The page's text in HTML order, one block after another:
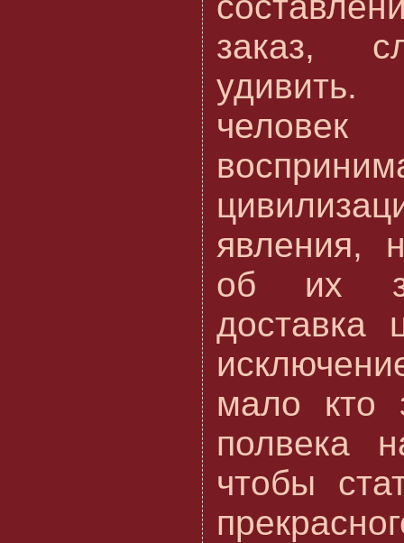
заказ,
явления,
об их
доставка
мало кто
полвека
чтобы